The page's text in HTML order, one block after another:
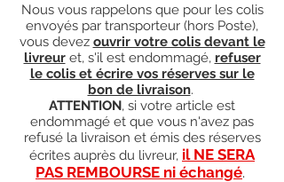
Nous vous rappelons que pour les colis
envoyés par transporteur (hors Poste),
vous devez ouvrir votre colis devant le
livreuret, s'il est endommagé, refuser
le colis et écrire vos réserves sur le
bon de livraison.
ATTENTION, si votre article est
endommagé et que vous n'avez pas
refusé la livraison et émis des réserves
écrites auprès du livreur, il NE SERA
PAS REMBOURSE ni échangé.